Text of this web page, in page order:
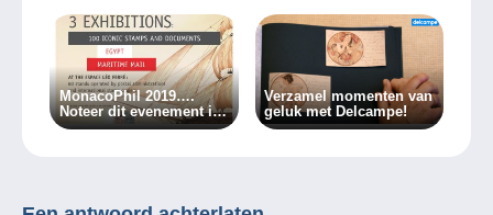
MonacoPhil 2019….
Noteer dit evenement in
je agenda!
Verzamel momenten van
geluk met Delcampe!